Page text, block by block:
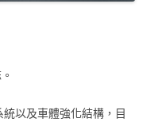
以及車體強化結構，目